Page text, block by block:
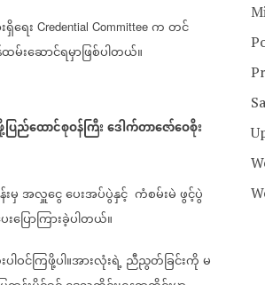
ရေး Credential Committee ကတင်
ဆောင်ရမှာဖြစ်ပါတယ်။
ည်ထောင်စုဝန်ကြီးဒေါက်တာဇော်ဝေစိုး
မှအလှူငွေပေးအပ်ပွဲနှင့် ကံစမ်းမဲဖွင့်ပွဲ
းပြောကြားခဲ့ပါတယ်။
ါဝင်ကြဖို့ပါ။အားလုံးရဲ့ညီညွတ်ခြင်းကိုမ